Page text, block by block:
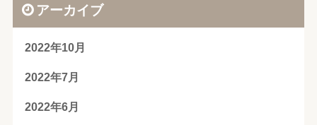
アーカイブ
2022年10月
2022年7月
2022年6月